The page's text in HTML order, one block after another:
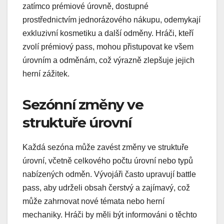
zatímco prémiové úrovně, dostupné
prostřednictvím jednorázového nákupu, odemykají
exkluzivní kosmetiku a další odměny. Hráči, kteří
zvolí prémiový pass, mohou přistupovat ke všem
úrovním a odměnám, což výrazně zlepšuje jejich
herní zážitek.
Sezónní změny ve
struktuře úrovní
Každá sezóna může zavést změny ve struktuře
úrovní, včetně celkového počtu úrovní nebo typů
nabízených odměn. Vývojáři často upravují battle
pass, aby udrželi obsah čerstvý a zajímavý, což
může zahrnovat nové témata nebo herní
mechaniky. Hráči by měli být informováni o těchto